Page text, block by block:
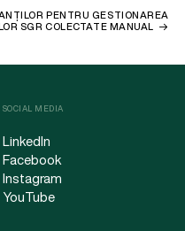
PENTRU GESTIONAREA
SGR COLECTATE MANUAL
SOCIAL MEDIA
LinkedIn
Facebook
Instagram
YouTube